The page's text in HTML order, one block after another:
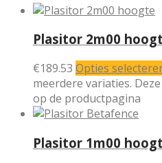
Plasitor 2m00
€189.53 Opties
meerdere variaties.
op de productpagina
Plasitor 1m00